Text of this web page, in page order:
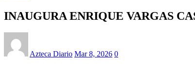
INAUGURA ENRIQUE VARGAS
Azteca Diario Mar 8, 2026 0